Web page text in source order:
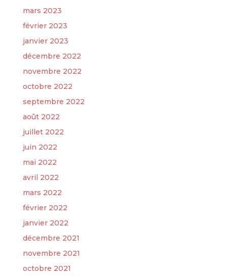
mars 2023
février 2023
janvier 2023
décembre 2022
novembre 2022
octobre 2022
septembre 2022
août 2022
juillet 2022
juin 2022
mai 2022
avril 2022
mars 2022
février 2022
janvier 2022
décembre 2021
novembre 2021
octobre 2021